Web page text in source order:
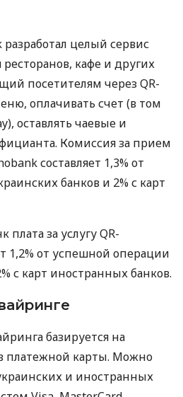
целый сервис
кафе и других
посетителям через QR-
оплачивать счет (в том
оставлять чаевые и
Комиссия за прием
составляет 1,3% от
банков и 2% с карт
плата за услугу QR-
1,2% от успешной операции
с карт иностранных банков.
базируется на
платежной карты. Можно
и иностранных